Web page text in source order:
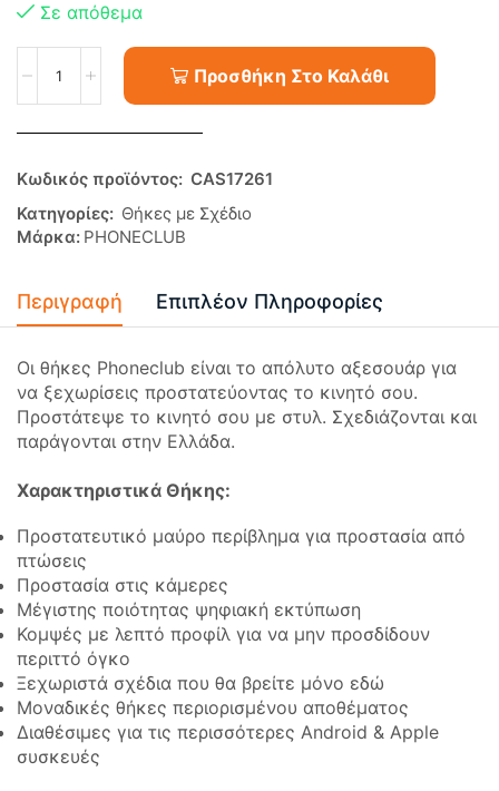
Σε απόθεμα
Προσθήκη Στο Καλάθι
Κωδικός προϊόντος: CAS17261
Κατηγορίες: Θήκες με Σχέδιο
Μάρκα: PHONECLUB
Περιγραφή Επιπλέον Πληροφορίες
Οι θήκες Phoneclub είναι το απόλυτο αξεσουάρ για
να ξεχωρίσεις προστατεύοντας το κινητό σου.
Προστάτεψε το κινητό σου με στυλ. Σχεδιάζονται και
παράγονται στην Ελλάδα.
Χαρακτηριστικά Θήκης:
Προστατευτικό μαύρο περίβλημα για προστασία από
πτώσεις
Προστασία στις κάμερες
Μέγιστης ποιότητας ψηφιακή εκτύπωση
Κομψές με λεπτό προφίλ για να μην προσδίδουν
περιττό όγκο
Ξεχωριστά σχέδια που θα βρείτε μόνο εδώ
Μοναδικές θήκες περιορισμένου αποθέματος
Διαθέσιμες για τις περισσότερες Android & Apple
συσκευές